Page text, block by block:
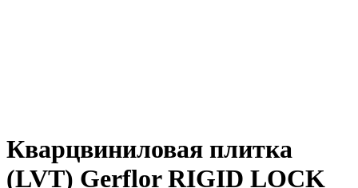
Кварцвиниловая плитка
(LVT) Gerflor RIGID LOCK